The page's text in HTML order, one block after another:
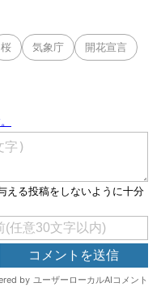
桜 気象庁 開花宣言